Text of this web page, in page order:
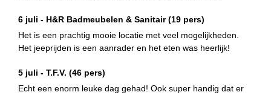
6 juli - H&R Badmeubelen & Sanitair(19 pers)
Het is een prachtig mooie locatie met veel mogelijkheden.
Het jeeprijden is een aanrader en het eten was heerlijk!
5 juli - T.F.V. (46 pers)
Echt een enorm leuke dag gehad! Ook super handig dat er